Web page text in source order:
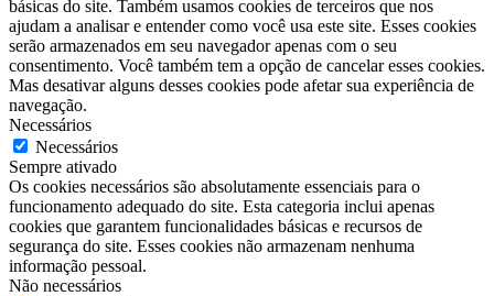
básicas do site. Também usamos cookies de terceiros que nos
ajudam a analisar e entender como você usa este site. Esses cookies
serão armazenados em seu navegador apenas com o seu
consentimento. Você também tem a opção de cancelar esses cookies.
Mas desativar alguns desses cookies pode afetar sua experiência de
navegação.
Necessários
Necessários
Sempre ativado
Os cookies necessários são absolutamente essenciais para o
funcionamento adequado do site. Esta categoria inclui apenas
cookies que garantem funcionalidades básicas e recursos de
segurança do site. Esses cookies não armazenam nenhuma
informação pessoal.
Não necessários